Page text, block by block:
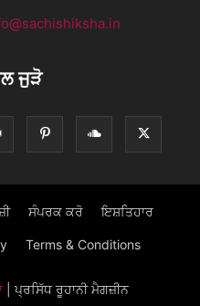
ਜੁੜੋ
ਸੰਪਰਕ ਕਰੋ ਇਸ਼ਤਿਹਾਰ
Terms & Conditions
| ਪ੍ਰਸਿੱਧ ਰੂਹਾਨੀ ਮੈਗਜ਼ੀਨ